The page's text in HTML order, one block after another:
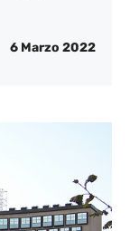
6 Marzo 2022